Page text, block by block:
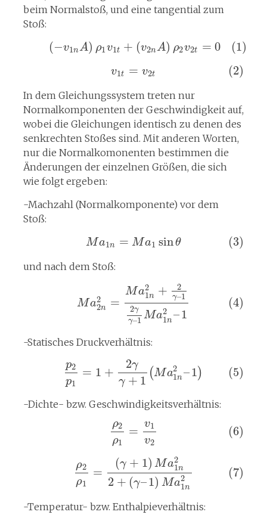
beim Normalstoß, und eine tangential zum
Stoß:
(−v1nA) ρ1v1t + (v2nA) ρ2v2t = 0 (1)
v1t = v2t (2)
In dem Gleichungssystem treten nur
Normalkomponenten der Geschwindigkeit auf,
wobei die Gleichungen identisch zu denen des
senkrechten Stoßes sind. Mit anderen Worten,
nur die Normalkomonenten bestimmen die
Änderungen der einzelnen Größen, die sich
wie folgt ergeben:
-Machzahl (Normalkomponente) vor dem
Stoß:
Ma1n = Ma1 sinθ (3)
und nach dem Stoß:
Ma2
2n =
Ma2
1n + 2
γ–1
2γ
γ–1 Ma2
1n–1
(4)
-Statisches Druckverhältnis:
p2
p1
= 1 +
2γ
γ + 1
( Ma2
1n–1) (5)
-Dichte- bzw. Geschwindigkeitsverhältnis:
ρ2
ρ1
=
v1
v2
(6)
ρ2
ρ1
=
(γ + 1) Ma2
1n
2 + (γ–1) Ma2
1n
(7)
-Temperatur- bzw. Enthalpieverhältnis: